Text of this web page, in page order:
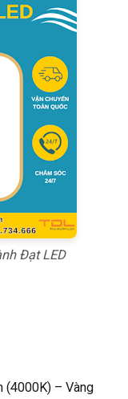
Đạt LED
(4000K) – Vàng